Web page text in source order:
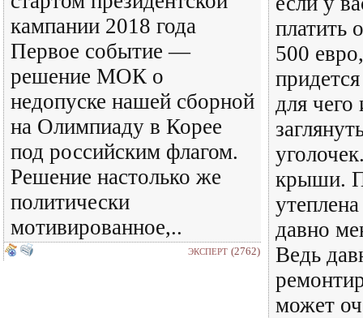
кампании 2018 года
Первое событие —
решение МОК о
недопуске нашей сборной
на Олимпиаду в Корее
под российским флагом.
Решение настолько же
политически
мотивированное,..
ЭКСПЕРТ (2762)
платить
500
для чего
крыши.
давно
Ведь
может